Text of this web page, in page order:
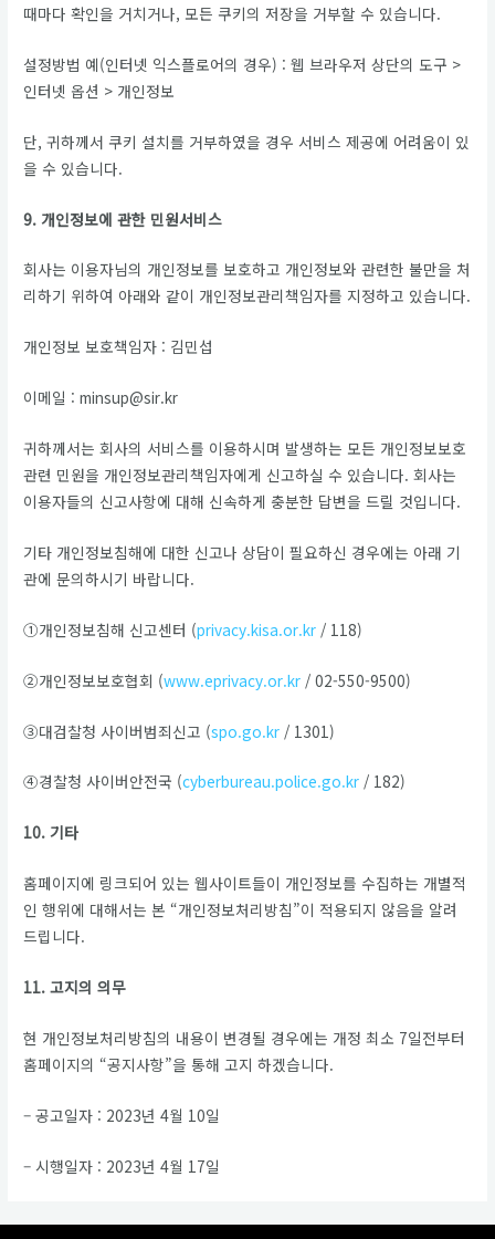
때마다 확인을 거치거나, 모든 쿠키의 저장을 거부할 수 있습니다.
설정방법 예(인터넷 익스플로어의 경우) : 웹 브라우저 상단의 도구 >
인터넷 옵션 > 개인정보
단, 귀하께서 쿠키 설치를 거부하였을 경우 서비스 제공에 어려움이 있
을 수 있습니다.
9. 개인정보에 관한 민원서비스
회사는 이용자님의 개인정보를 보호하고 개인정보와 관련한 불만을 처
리하기 위하여 아래와 같이 개인정보관리책임자를 지정하고 있습니다.
개인정보 보호책임자 : 김민섭
이메일 : minsup@sir.kr
귀하께서는 회사의 서비스를 이용하시며 발생하는 모든 개인정보보호
관련 민원을 개인정보관리책임자에게 신고하실 수 있습니다. 회사는
이용자들의 신고사항에 대해 신속하게 충분한 답변을 드릴 것입니다.
기타 개인정보침해에 대한 신고나 상담이 필요하신 경우에는 아래 기
관에 문의하시기 바랍니다.
①개인정보침해 신고센터 (privacy.kisa.or.kr / 118)
②개인정보보호협회 (www.eprivacy.or.kr / 02-550-9500)
③대검찰청 사이버범죄신고 (spo.go.kr / 1301)
④경찰청 사이버안전국 (cyberbureau.police.go.kr / 182)
10. 기타
홈페이지에 링크되어 있는 웹사이트들이 개인정보를 수집하는 개별적
인 행위에 대해서는 본 “개인정보처리방침”이 적용되지 않음을 알려
드립니다.
11. 고지의 의무
현 개인정보처리방침의 내용이 변경될 경우에는 개정 최소 7일전부터
홈페이지의 “공지사항”을 통해 고지 하겠습니다.
– 공고일자 : 2023년 4월 10일
– 시행일자 : 2023년 4월 17일